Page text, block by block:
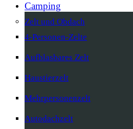
Camping
Zelt und Obdach
4-Personen-Zelte
Aufblasbares Zelt
Haustierzelt
Mehrpersonenzelt
Autodachzelt